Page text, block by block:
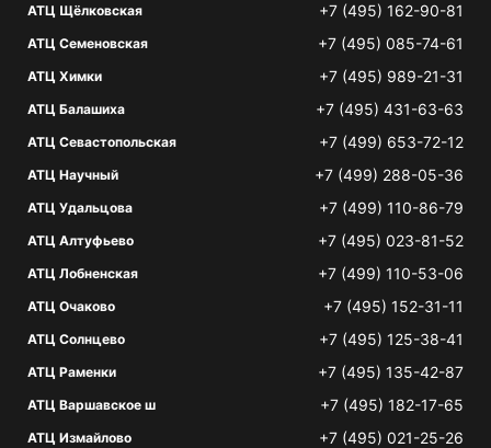
АТЦ Щёлковская +7 (495) 162-90-81
АТЦ Семеновская +7 (495) 085-74-61
АТЦ Химки +7 (495) 989-21-31
АТЦ Балашиха +7 (495) 431-63-63
АТЦ Севастопольская +7 (499) 653-72-12
АТЦ Научный +7 (499) 288-05-36
АТЦ Удальцова +7 (499) 110-86-79
АТЦ Алтуфьево +7 (495) 023-81-52
АТЦ Лобненская +7 (499) 110-53-06
АТЦ Очаково +7 (495) 152-31-11
АТЦ Солнцево +7 (495) 125-38-41
АТЦ Раменки +7 (495) 135-42-87
АТЦ Варшавское ш +7 (495) 182-17-65
АТЦ Измайлово +7 (495) 021-25-26